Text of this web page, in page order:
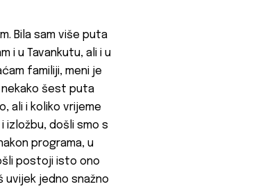
Bila sam više puta
i u Tavankutu, ali i u
familiji, meni je
nekako šest puta
ali i koliko vrijeme
izložbu, došli smo s
programa, u
postoji isto ono
uvijek jedno snažno